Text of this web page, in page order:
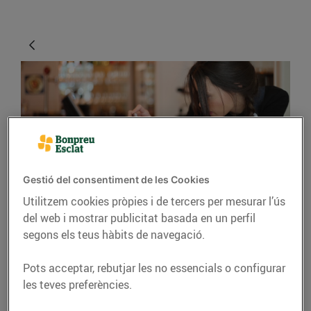
CONSELLS I HÀBITS SALUDABLES
Consells per fer bones
fotos gastronòmiques
27/d’abril/2016
Gestió del consentiment de les Cookies
Utilitzem cookies pròpies i de tercers per mesurar l’ús
del web i mostrar publicitat basada en un perfil
segons els teus hàbits de navegació.
Pots acceptar, rebutjar les no essencials o configurar
les teves preferències.